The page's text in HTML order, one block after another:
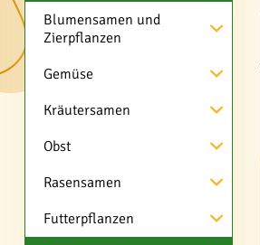
Blumensamen und
Zierpflanzen
Gemüse
Kräutersamen
Obst
Rasensamen
Futterpflanzen